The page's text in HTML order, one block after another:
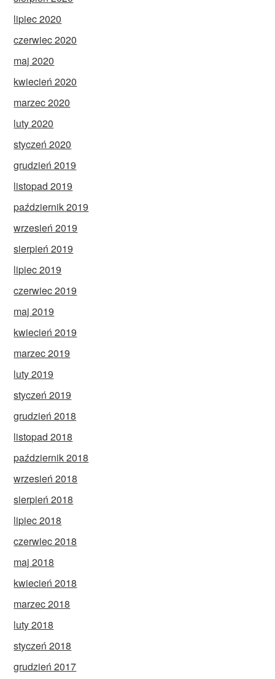
lipiec 2020
czerwiec 2020
maj 2020
kwiecień 2020
marzec 2020
luty 2020
styczeń 2020
grudzień 2019
listopad 2019
październik 2019
wrzesień 2019
sierpień 2019
lipiec 2019
czerwiec 2019
maj 2019
kwiecień 2019
marzec 2019
luty 2019
styczeń 2019
grudzień 2018
listopad 2018
październik 2018
wrzesień 2018
sierpień 2018
lipiec 2018
czerwiec 2018
maj 2018
kwiecień 2018
marzec 2018
luty 2018
styczeń 2018
grudzień 2017